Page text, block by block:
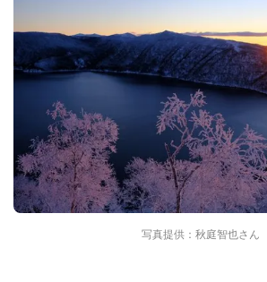
写真提供：秋庭智也さん